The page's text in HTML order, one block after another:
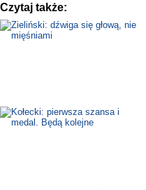
Czytaj także: